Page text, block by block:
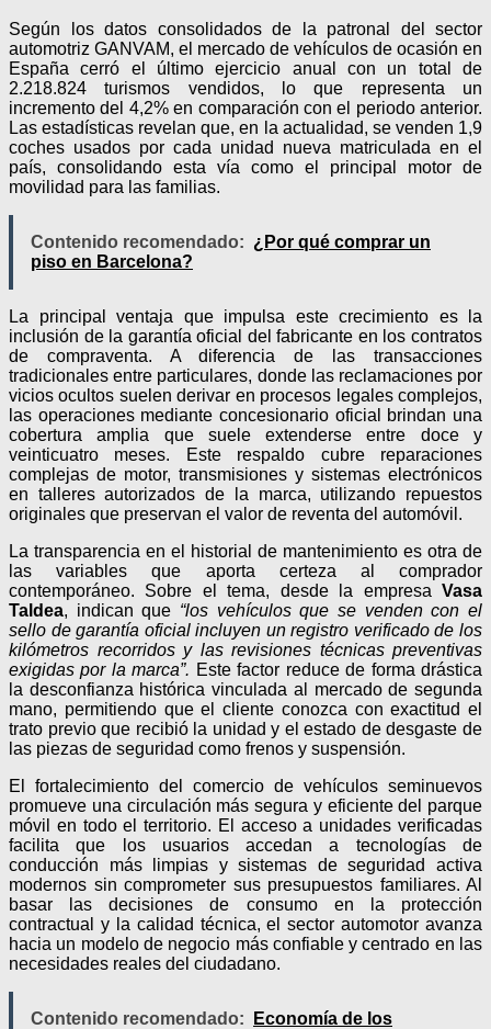
Según los datos consolidados de la patronal del sector
automotriz GANVAM, el mercado de vehículos de ocasión en
España cerró el último ejercicio anual con un total de
2.218.824 turismos vendidos, lo que representa un
incremento del 4,2% en comparación con el periodo anterior.
Las estadísticas revelan que, en la actualidad, se venden 1,9
coches usados por cada unidad nueva matriculada en el
país, consolidando esta vía como el principal motor de
movilidad para las familias.
Contenido recomendado: ¿Por qué comprar un
piso en Barcelona?
La principal ventaja que impulsa este crecimiento es la
inclusión de la garantía oficial del fabricante en los contratos
de compraventa. A diferencia de las transacciones
tradicionales entre particulares, donde las reclamaciones por
vicios ocultos suelen derivar en procesos legales complejos,
las operaciones mediante concesionario oficial brindan una
cobertura amplia que suele extenderse entre doce y
veinticuatro meses. Este respaldo cubre reparaciones
complejas de motor, transmisiones y sistemas electrónicos
en talleres autorizados de la marca, utilizando repuestos
originales que preservan el valor de reventa del automóvil.
La transparencia en el historial de mantenimiento es otra de
las variables que aporta certeza al comprador
contemporáneo. Sobre el tema, desde la empresa Vasa
Taldea, indican que “los vehículos que se venden con el
sello de garantía oficial incluyen un registro verificado de los
kilómetros recorridos y las revisiones técnicas preventivas
exigidas por la marca”. Este factor reduce de forma drástica
la desconfianza histórica vinculada al mercado de segunda
mano, permitiendo que el cliente conozca con exactitud el
trato previo que recibió la unidad y el estado de desgaste de
las piezas de seguridad como frenos y suspensión.
El fortalecimiento del comercio de vehículos seminuevos
promueve una circulación más segura y eficiente del parque
móvil en todo el territorio. El acceso a unidades verificadas
facilita que los usuarios accedan a tecnologías de
conducción más limpias y sistemas de seguridad activa
modernos sin comprometer sus presupuestos familiares. Al
basar las decisiones de consumo en la protección
contractual y la calidad técnica, el sector automotor avanza
hacia un modelo de negocio más confiable y centrado en las
necesidades reales del ciudadano.
Contenido recomendado:
Economía de los